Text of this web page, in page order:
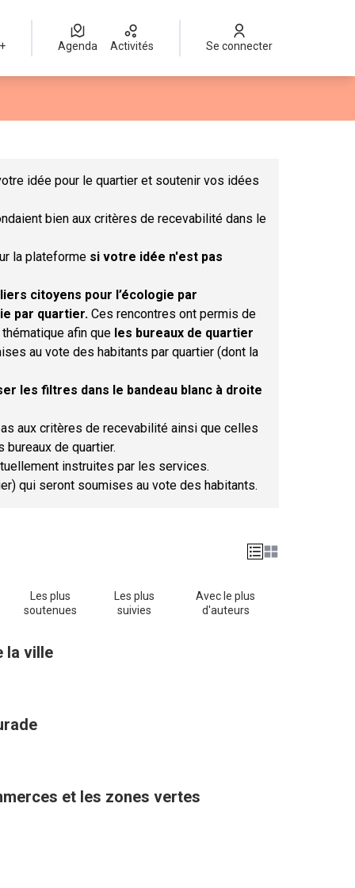
Agenda Activités Se connecter
idée pour le quartier et soutenir vos idées
bien aux critères de recevabilité dans le
la plateforme si votre idée n'est pas
citoyens pour l’écologie par
par quartier. Ces rencontres ont permis de
afin que les bureaux de quartier
au vote des habitants par quartier (dont la
les filtres dans le bandeau blanc à droite
aux critères de recevabilité ainsi que celles
de quartier.
instruites par les services.
qui seront soumises au vote des habitants.
Les plus
soutenues
Les plus
suivies
Avec le plus
d'auteurs
la ville
et les zones vertes